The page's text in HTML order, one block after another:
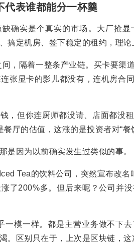
代表谁都能分一杯羹
确实是个真实的市场。大厂抢
搞定机房、签下稳定的租约，理论
间，隔着一整条产业链。买卡要渠
张显卡的影儿都没有，连机房合
，但你连厨师都没请、店面都没
厅的估值，这涨的是投资者对“餐
是因为以前确实发生过类似的事。
Tea的饮料公司，突然宣布改
了200%多。但后来呢？公司并
一模一样。都是主营业务做不下
。区别只在于，上次是区块链，这